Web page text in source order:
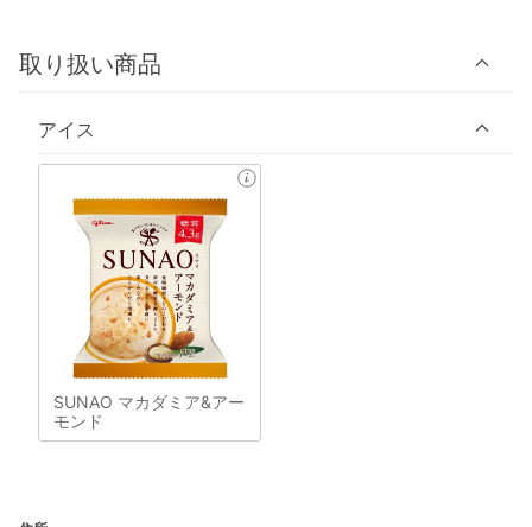
取り扱い商品
アイス
SUNAO マカダミア&アー
モンド